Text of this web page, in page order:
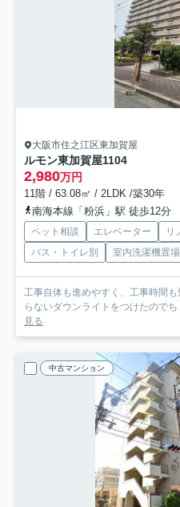
大阪市住之江区東加賀屋
ルモン東加賀屋1104
2,980万円
11階 / 63.08㎡ / 2LDK /築30年
南海本線「粉浜」駅 徒歩12分
ペット相談 エレベーター リ
バス・トイレ別
室内洗濯機置場
工事自体も進めやすく、工事時間
らないダウンライトをつけたので
見る
中古マンション